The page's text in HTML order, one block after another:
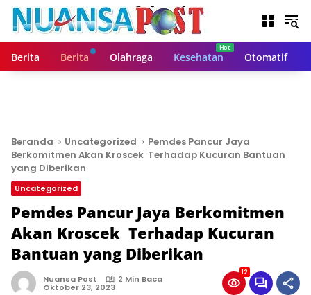
Berita Berita Olahraga Kesehatan Otomatif
Beranda Uncategorized
Pemdes Pancur Jaya
Berkomitmen Akan Kroscek Terhadap Kucuran Bantuan
yang Diberikan
Uncategorized
Pemdes Pancur Jaya Berkomitmen
Akan Kroscek Terhadap Kucuran
Bantuan yang Diberikan
Nuansa Post 2 Min Baca
Oktober 23, 2023
12